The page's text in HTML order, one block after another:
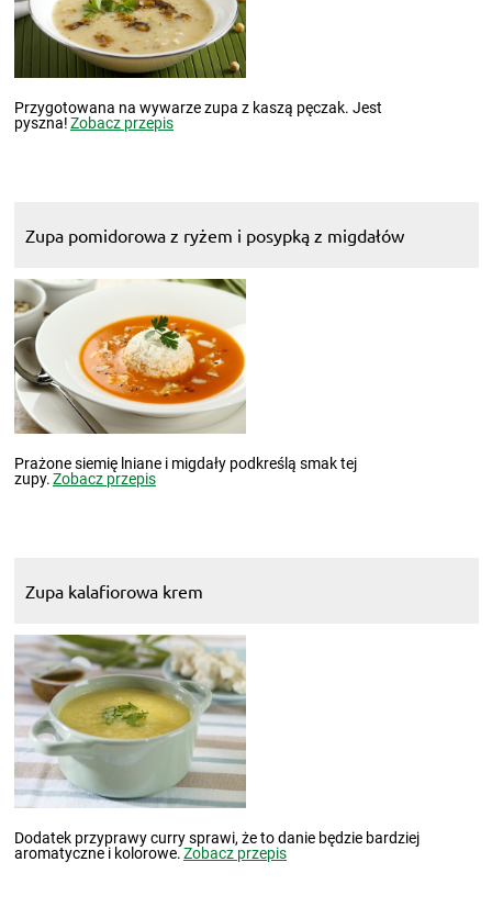
Przygotowana na wywarze zupa z kaszą pęczak. Jest
pyszna!Zobacz przepis
Zupa pomidorowa z ryżem i posypką z migdałów
Prażone siemię lniane i migdały podkreślą smak tej
zupy.Zobacz przepis
Zupa kalafiorowa krem
Dodatek przyprawy curry sprawi, że to danie będzie bardziej
aromatyczne i kolorowe.Zobacz przepis